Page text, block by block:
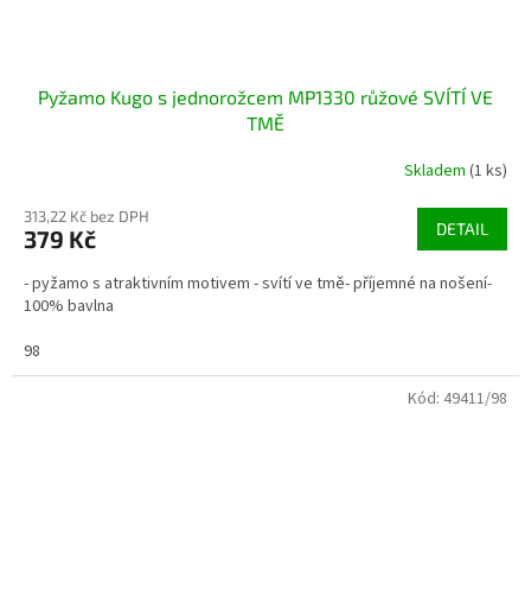
Pyžamo Kugo s jednorožcem MP1330 růžové SVÍTÍ VE
TMĚ
Skladem (1 ks)
313,22 Kč bez DPH
379 Kč DETAIL
- pyžamo s atraktivním motivem - svítí ve tmě- příjemné na nošení-
100% bavlna
98
Kód: 49411/98